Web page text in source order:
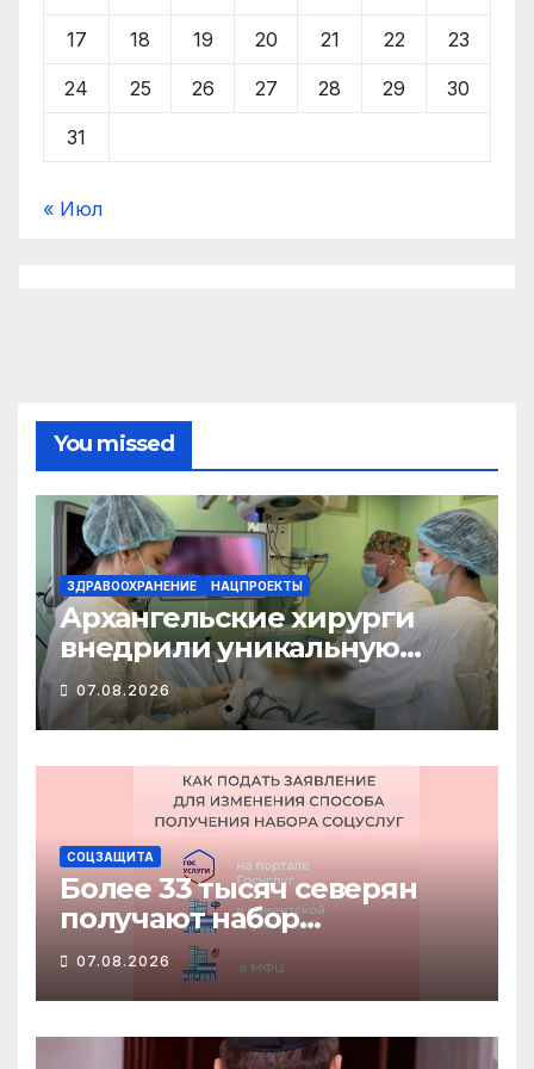
17 18 19 20 21 22 23
24 25 26 27 28 29 30
31
« Июл
You missed
ЗДРАВООХРАНЕНИЕ НАЦПРОЕКТЫ
Архангельские хирурги
внедрили уникальную
методику
малотравматичного
лечения патологии
диафрагмы
07.08.2026
СОЦЗАЩИТА
Более 33 тысяч северян
получают набор
социальных услуг в виде
льгот
07.08.2026